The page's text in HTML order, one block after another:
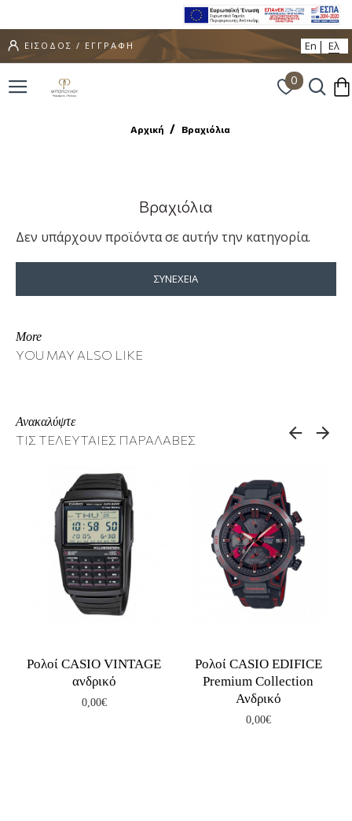
ΕΙΣΟΔΟΣ / ΕΓΓΡΑΦΗ En Ελ
0
Αρχική Βραχιόλια
Βραχιόλια
Δεν υπάρχουν προϊόντα σε αυτήν την κατηγορία.
ΣΥΝΈΧΕΙΑ
More
YOU MAY ALSO LIKE
Ανακαλύψτε
ΤΙΣ ΤΕΛΕΥΤΑΙΕΣ ΠΑΡΑΛΑΒΕΣ
Ρολοί CASIO VINTAGE
ανδρικό
0,00€
Ρολοί CASIO EDIFICE
Premium Collection
Ανδρικό
0,00€